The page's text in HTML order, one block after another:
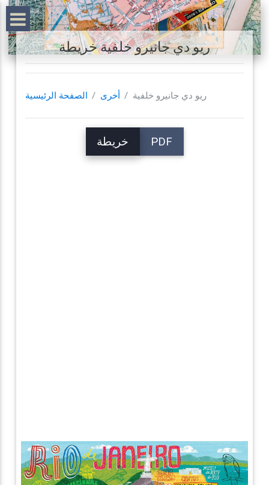
ريو دي جانيرو خلفية خريطة
الصفحة الرئيسية أخرى ريو دي جانيرو خلفية
خريطة PDF